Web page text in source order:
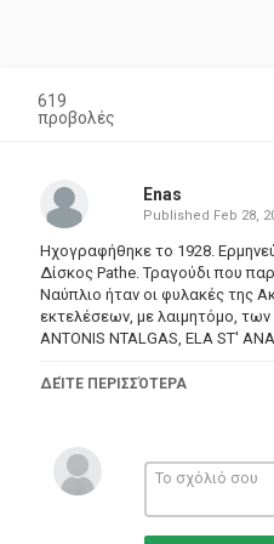
619
προβολές
Enas
Published Feb 28,
Ηχογραφήθηκε το 1928.
Δίσκος Pathe. Τραγούδι που
Ναύπλιο ήταν οι φυλακές της
εκτελέσεων, με λαιμητόμο,
ANTONIS NTALGAS, ELA ST'
Κατηγορίες
ΔΕΊΤΕ ΠΕΡΙΣΣΌΤΕΡΑ